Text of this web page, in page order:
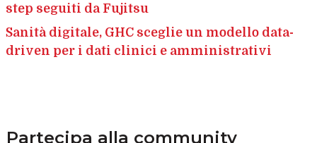
step seguiti da Fujitsu
Sanità digitale, GHC sceglie un modello data-
driven per i dati clinici e amministrativi
Partecipa alla community